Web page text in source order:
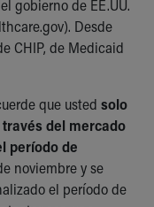
gobierno de EE.UU.
Desde
CHIP, de Medicaid
que usted solo
del mercado
período de
noviembre y se
el período de